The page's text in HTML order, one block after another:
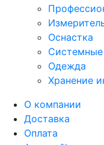
Оснастка
Одежда
Хранение
О компании
Доставка
Оплата